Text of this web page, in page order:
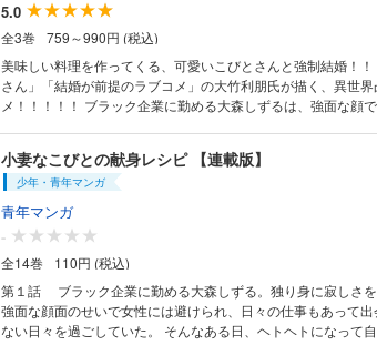
5.0
全3巻
759～990円 (税込)
美味しい料理を作ってくる、可愛いこびとさんと強制結婚！！？ 「もぐ
さん」「結婚が前提のラブコメ」の大竹利朋氏が描く、異世界
メ！！！！！ ブラック企業に勤める大森しずるは、強面な顔で女性に避け
う！？ あまりの身長差と現実感のなさに断るも、ミントの作る
かしてくれる花序に骨抜きにされてしまい、なし崩しで同棲す
に！？ 果たして、二人の半新婚生活の行方は・・・・・・！！？ 社会
疲れた貴方に捧げる、逆異世界グルメラブコメ第1巻！！！ そしてコミッ
クスには、本編内で登場した料理のレシピも収録！！ ★単行本
像収録★ 掲載時のカラーページを全収録！！！またWEBコミッ
ぷらすに掲載された番外編4ページを電子版のみで完全収録！
小妻なこびとの献身レシピ 【連載版】
少年・青年マンガ
青年マンガ
-
全14巻
110円 (税込)
第１話 ブラック企業に勤める大森しずる。独り身に寂しさを
強面な顔面のせいで女性には避けられ、日々の仕事もあって
ない日々を過ごしていた。 そんなある日、ヘトヘトになって自宅に帰る